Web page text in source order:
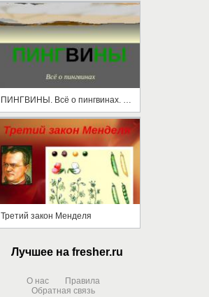
ПИНГВИНЫ. Всё о пингвинах. Пингвинарий. Пингвины
Третий закон Менделя
Лучшее на fresher.ru
О нас
Правила
Обратная связь